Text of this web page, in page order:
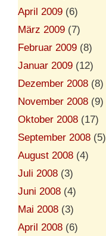
April 2009 (6)
März 2009 (7)
Februar 2009 (8)
Januar 2009 (12)
Dezember 2008 (8)
November 2008 (9)
Oktober 2008 (17)
September 2008 (5)
August 2008 (4)
Juli 2008 (3)
Juni 2008 (4)
Mai 2008 (3)
April 2008 (6)